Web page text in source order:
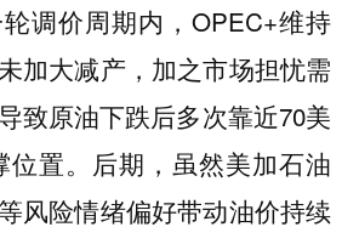
调价周期内，OPEC+维持
加大减产，加之市场担忧需
致原油下跌后多次靠近70美
位置。后期，虽然美加石油
风险情绪偏好带动油价持续